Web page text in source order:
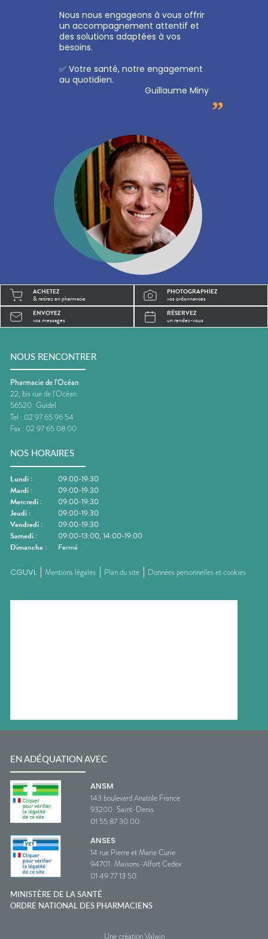
Nous nous engageons à vous offrir
un accompagnement attentif et
des solutions adaptées à vos
besoins.
✅ Votre santé, notre engagement
au quotidien.
Guillaume Miny
”
ACHETEZ
& retirez en pharmacie
PHOTOGRAPHIEZ
vos ordonnances
ENVOYEZ
vos messages
RÉSERVEZ
un rendez-vous
NOUS RENCONTRER
Pharmacie de l'Océan
22, bis rue de l'Océan
56520 Guidel
Tel : 02 97 65 96 54
Fax : 02 97 65 08 00
NOS HORAIRES
Lundi :
09:00-19:30
Mardi :
09:00-19:30
Mercredi :
09:00-19:30
Jeudi :
09:00-19:30
Vendredi :
09:00-19:30
Samedi :
09:00-13:00, 14:00-19:00
Dimanche : Fermé
CGUVL Mentions légales Plan du site Données personnelles et cookies
EN ADÉQUATION AVEC
ANSM
143 boulevard Anatole France
93200 Saint-Denis
01 55 87 30 00
ANSES
14 rue Pierre et Marie Curie
94701 Maisons-Alfort Cedex
01 49 77 13 50
MINISTÈRE DE LA SANTÉ
ORDRE NATIONAL DES PHARMACIENS
Une création Valwin